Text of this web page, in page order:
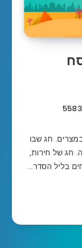
חג שבו
חג של חירות,
בליל הסדר…